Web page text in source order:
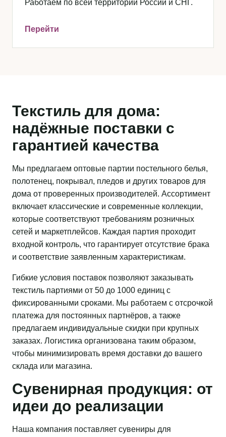
Работаем по всей территории России и СНГ.
Перейти
Текстиль для дома:
надёжные поставки с
гарантией качества
Мы предлагаем оптовые партии постельного белья,
полотенец, покрывал, пледов и других товаров для
дома от проверенных производителей. Ассортимент
включает классические и современные коллекции,
которые соответствуют требованиям розничных
сетей и маркетплейсов. Каждая партия проходит
входной контроль, что гарантирует отсутствие брака
и соответствие заявленным характеристикам.
Гибкие условия поставок позволяют заказывать
текстиль партиями от 50 до 1000 единиц с
фиксированными сроками. Мы работаем с отсрочкой
платежа для постоянных партнёров, а также
предлагаем индивидуальные скидки при крупных
заказах. Логистика организована таким образом,
чтобы минимизировать время доставки до вашего
склада или магазина.
Сувенирная продукция: от
идеи до реализации
Наша компания поставляет сувениры для